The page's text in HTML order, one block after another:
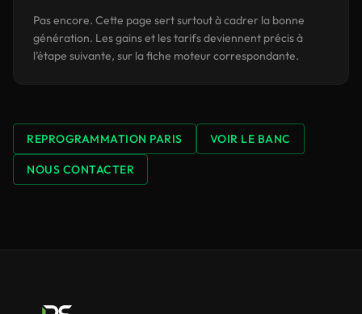
Pas encore. Cette page sert surtout à cadrer la bonne
génération. Les gains et les tarifs deviennent précis à
l’étape suivante, sur la fiche moteur correspondante.
REPROGRAMMATION PARIS VOIR LE BANC
NOUS CONTACTER